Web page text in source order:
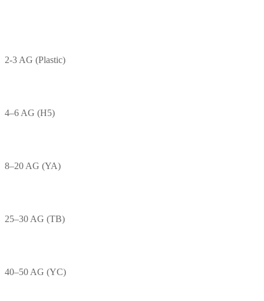
2-3 AG (Plastic)
4–6 AG (H5)
8–20 AG (YA)
25–30 AG (TB)
40–50 AG (YC)